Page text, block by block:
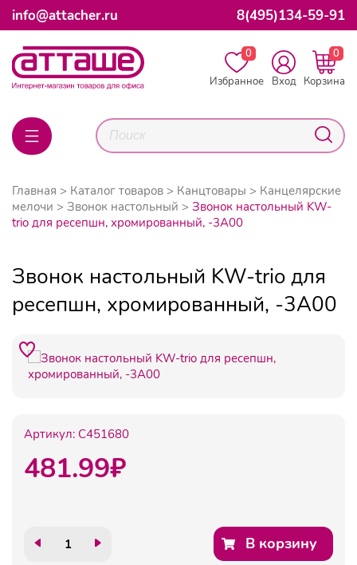
info@attacher.ru 8(495)134-59-91
0
Избранное
Вход
0
Корзина
Главная Каталог товаров Канцтовары
Канцелярские
мелочи
Звонок настольный
Звонок настольный KW-
trio для ресепшн, хромированный, -3A00
Звонок настольный KW-trio для
ресепшн, хромированный, -3A00
Артикул: C451680
481.99₽
В корзину